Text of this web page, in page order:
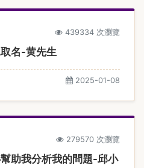
439334 次瀏覽
名-黄先生
2025-01-08
279570 次瀏覽
助我分析我的問題-邱小